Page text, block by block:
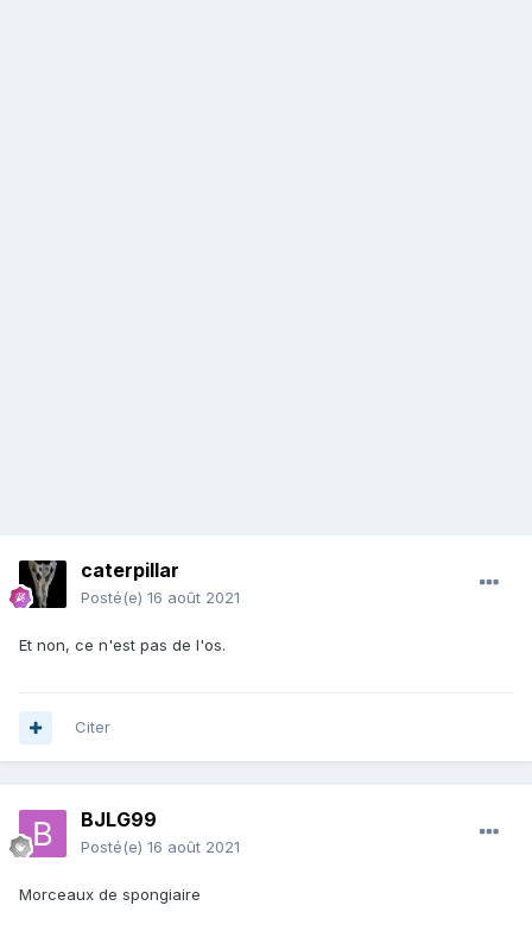
caterpillar
Posté(e) 16 août 2021
Et non, ce n'est pas de l'os.
Citer
BJLG99
Posté(e) 16 août 2021
Morceaux de spongiaire